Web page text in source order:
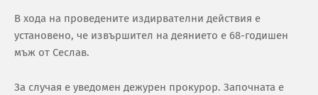
В хода на проведените издирвателни действия е
установено, че извършител на деянието е 68-годишен
мъж от Сеслав.
За случая е уведомен дежурен прокурор. Започната е